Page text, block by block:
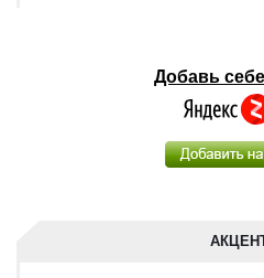
Добавь